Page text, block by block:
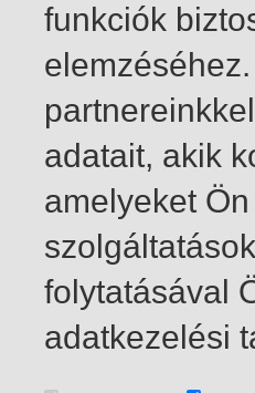
1-1 / összesen 1 találat
funkciók
adatait, akik
amelyeket
folytatásával
adatkezelési